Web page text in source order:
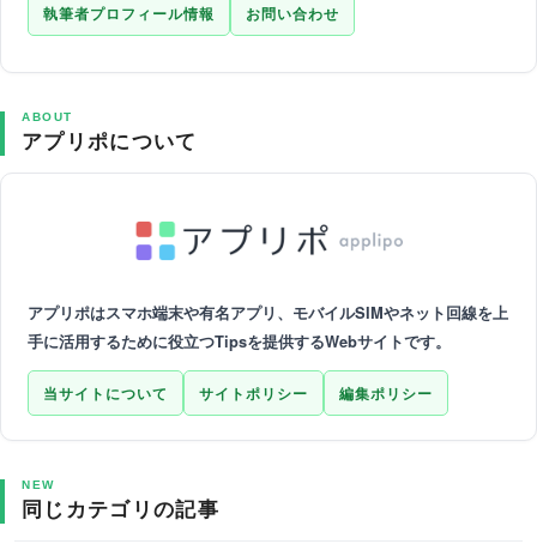
執筆者プロフィール情報 お問い合わせ
ABOUT
アプリポについて
アプリポはスマホ端末や有名アプリ、モバイルSIMやネット回線を上
手に活用するために役立つTipsを提供するWebサイトです。
当サイトについて サイトポリシー 編集ポリシー
NEW
同じカテゴリの記事